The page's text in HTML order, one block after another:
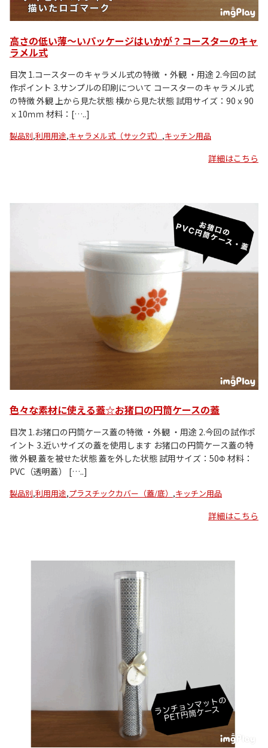
高さの低い薄～いパッケージはいかが？コースターのキャ
ラメル式
目次 1.コースターのキャラメル式の特徴 ・外観 ・用途 2.今回の試
作ポイント 3.サンプルの印刷について コースターのキャラメル式
の特徴 外観 上から見た状態 横から見た状態 試用サイズ：90ｘ90
ｘ10ｍｍ 材料：[…..]
製品別,利用用途,キャラメル式（サック式） ,キッチン用品
詳細はこちら
色々な素材に使える蓋☆お猪口の円筒ケースの蓋
目次 1.お猪口の円筒ケース蓋の特徴 ・外観 ・用途 2.今回の試作ポ
イント 3.近いサイズの蓋を使用します お猪口の円筒ケース蓋の特
徴 外観 蓋を被せた状態 蓋を外した状態 試用サイズ：50Φ 材料：
PVC（透明蓋） […..]
製品別,利用用途,プラスチックカバー（蓋/底） ,キッチン用品
詳細はこちら